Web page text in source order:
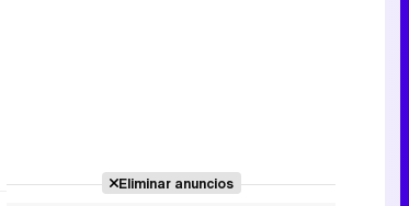
Eliminar anuncios